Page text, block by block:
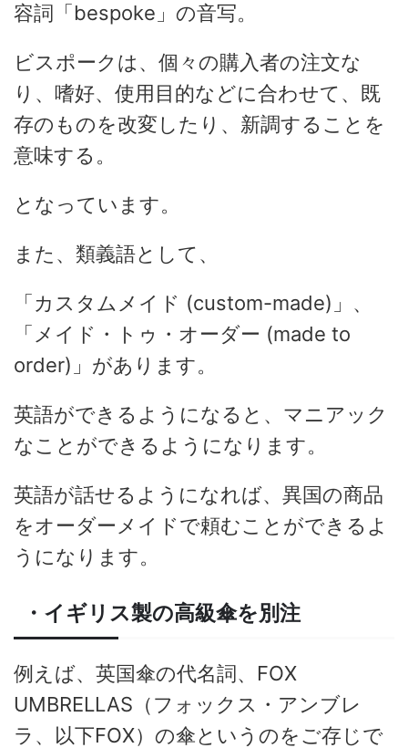
容詞「bespoke」の音写。
ビスポークは、個々の購入者の注文な
り、嗜好、使用目的などに合わせて、既
存のものを改変したり、新調することを
意味する。
となっています。
また、類義語として、
「カスタムメイド (custom-made)」、
「メイド・トゥ・オーダー (made to
order)」があります。
英語ができるようになると、マニアック
なことができるようになります。
英語が話せるようになれば、異国の商品
をオーダーメイドで頼むことができるよ
うになります。
・イギリス製の高級傘を別注
例えば、英国傘の代名詞、FOX
UMBRELLAS（フォックス・アンブレ
ラ、以下FOX）の傘というのをご存じで